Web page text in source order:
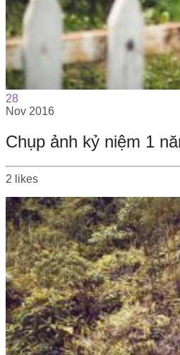
28
Nov 2016
Chụp ảnh kỷ niệm 1
2 likes